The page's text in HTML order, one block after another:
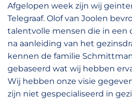
Afgelopen week zijn wij
Telegraaf. Olof van Joolen
talentvolle mensen die in een
na aanleiding van het
kennen de familie
gebaseerd wat wij hebben
Wij hebben onze visie
zijn niet gespecialiseerd in